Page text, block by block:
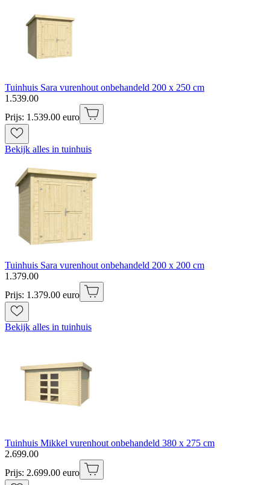
Tuinhuis Sara vurenhout onbehandeld 200 x 250 cm
1 .539.00
Prijs: 1.539.00 euro
Bekijk alles in tuinhuis
Tuinhuis Sara vurenhout onbehandeld 200 x 200 cm
1 .379.00
Prijs: 1.379.00 euro
Bekijk alles in tuinhuis
Tuinhuis Mikkel vurenhout onbehandeld 380 x 275 cm
2.699.00
Prijs: 2.699.00 euro